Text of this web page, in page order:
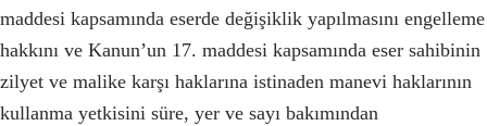
maddesi kapsamında eserde değişiklik yapılmasını engelleme
hakkını ve Kanun’un 17. maddesi kapsamında eser sahibinin
zilyet ve malike karşı haklarına istinaden manevi haklarının
kullanma yetkisini süre, yer ve sayı bakımından